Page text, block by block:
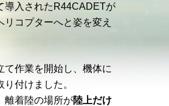
導入されたR44CADETが
リコプターへと姿を変え
て作業を開始し、機体に
付けました。
離着陸の場所が陸上だけ